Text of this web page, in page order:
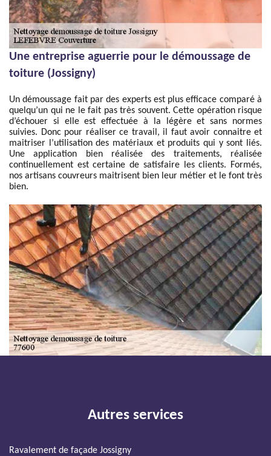
Une entreprise aguerrie pour le démoussage de
toiture (Jossigny)
Un démoussage fait par des experts est plus efficace comparé à
quelqu’un qui ne le fait pas très souvent. Cette opération risque
d’échouer si elle est effectuée à la légère et sans normes
suivies. Donc pour réaliser ce travail, il faut avoir connaitre et
maitriser l’utilisation des matériaux et produits qui y sont liés.
Une application bien réalisée des traitements, réalisée
continuellement est certaine de satisfaire les clients. Formés,
nos artisans couvreurs maitrisent bien leur métier et le font très
bien.
Autres services
Ravalement de façade Jossigny